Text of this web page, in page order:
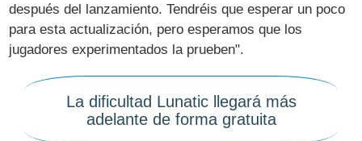
después del lanzamiento. Tendréis que esperar un poco
para esta actualización, pero esperamos que los
jugadores experimentados la prueben".
La dificultad Lunatic llegará más
adelante de forma gratuita